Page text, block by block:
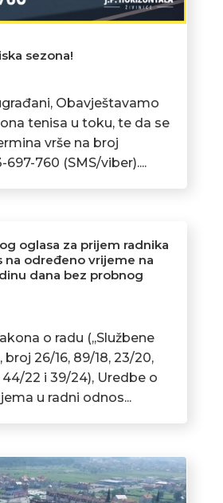
sezona!
Obavještavamo
tenisa u toku, te da se
vrše na broj
760 (SMS/viber)....
oglasa za prijem radnika
na određeno vrijeme na
dana bez probnog
o radu (,,Službene
broj 26/16, 89/18, 23/20,
44/22 i 39/24), Uredbe o
u radni odnos...